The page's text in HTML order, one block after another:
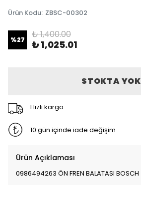
Ürün Kodu: ZBSC-00302
%27 ₺ 1,400.00
₺ 1,025.01
STOKTA YOK
Hızlı kargo
10 gün içinde iade değişim
Ürün Açıklaması
0986494263 ÖN FREN BALATASI BOSCH